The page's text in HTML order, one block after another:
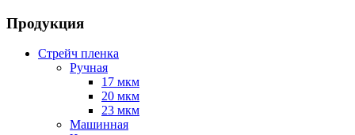
Продукция
Стрейч пленка
Ручная
17 мкм
20 мкм
23 мкм
Машинная